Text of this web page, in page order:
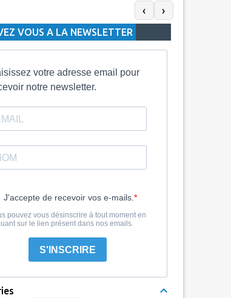
que les formules à 20 Dh et 30 Dh
respectivement 1 Go et 2 Go. Les
de validité sont de 3 jours pour
‹ ›
VOUS A LA NEWSLETTER
votre adresse email pour
notre newsletter.
J'accepte de recevoir vos e-mails.
pouvez vous désinscrire à tout moment en
sur le lien présent dans nos emails.
S'INSCRIRE